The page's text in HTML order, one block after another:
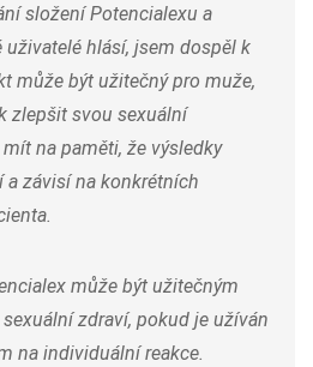
složení Potencialexu a
uživatelé hlásí, jsem dospěl k
může být užitečný pro muže,
zlepšit svou sexuální
na paměti, že výsledky
závisí na konkrétních
může být užitečným
zdraví, pokud je užíván
na individuální reakce.